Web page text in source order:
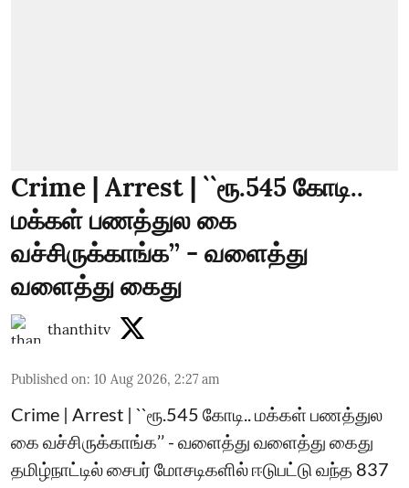
Crime | Arrest | ``ரூ.545 கோடி..
மக்கள் பணத்துல கை
வச்சிருக்காங்க’’ - வளைத்து
வளைத்து கைது
thanthitv
Published on: 10 Aug 2026, 2:27 am
Crime | Arrest | ``ரூ.545 கோடி.. மக்கள் பணத்துல
கை வச்சிருக்காங்க’’ - வளைத்து வளைத்து கைது
தமிழ்நாட்டில் சைபர் மோசடிகளில் ஈடுபட்டு வந்த 837